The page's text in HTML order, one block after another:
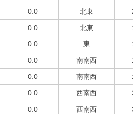
0.0 北東
0.0 北東
0.0 東
0.0 南南西
0.0 南南西
0.0 西南西
0.0 西南西